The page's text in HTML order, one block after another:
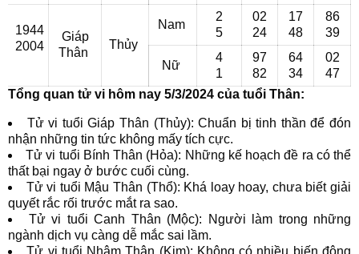
1944
2004
Giáp
Thân
Thủy
Nam
2
5
02
24
17
48
86
39
Nữ
4
1
97
82
64
34
02
47
Tổng quan tử vi hôm nay 5/3/2024 của tuổi Thân:
Tử vi tuổi Giáp Thân (Thủy): Chuẩn bị tinh thần để đón
nhận những tin tức không mấy tích cực.
Tử vi tuổi Bính Thân (Hỏa): Những kế hoạch đề ra có thể
thất bại ngay ở bước cuối cùng.
Tử vi tuổi Mậu Thân (Thổ): Khá loay hoay, chưa biết giải
quyết rắc rối trước mắt ra sao.
Tử vi tuổi Canh Thân (Mộc): Người làm trong những
ngành dịch vụ càng dễ mắc sai lầm.